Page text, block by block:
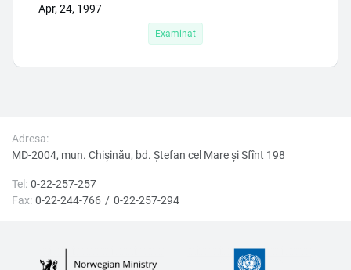
Apr, 24, 1997
Examinat
Adresa:
MD-2004, mun. Chișinău, bd. Ştefan cel Mare şi Sfînt 198
Tel: 0-22-257-257
Fax: 0-22-244-766 0-22-257-294